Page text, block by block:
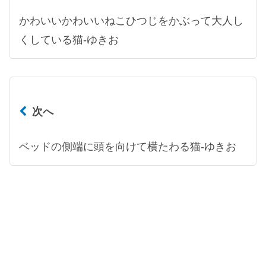
かわいいかわいいねこひつじをかぶって大人し
くしている猫-ゆきお
次へ
ベッドの側端に頭を向けて横たわる猫-ゆきお